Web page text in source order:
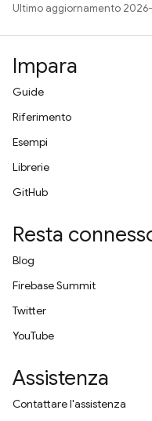
Ultimo aggiornamento
Impara
Guide
Riferimento
Esempi
Librerie
GitHub
Resta
Blog
Firebase Summit
Twitter
YouTube
Assistenza
Contattare l'assistenza